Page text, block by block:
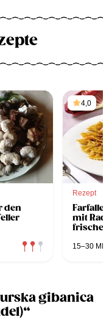
den
4,0
Rezept
Farfalle
mit
15–30 MIN
gibanica